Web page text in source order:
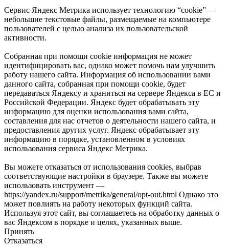
Сервис Яндекс Метрика использует технологию “cookie” —
небольшие текстовые файлы, размещаемые на компьютере
пользователей с целью анализа их пользовательской
активности.
Собранная при помощи cookie информация не может
идентифицировать вас, однако может помочь нам улучшить
работу нашего сайта. Информация об использовании вами
данного сайта, собранная при помощи cookie, будет
передаваться Яндексу и храниться на сервере Яндекса в ЕС и
Российской Федерации. Яндекс будет обрабатывать эту
информацию для оценки использования вами сайта,
составления для нас отчетов о деятельности нашего сайта, и
предоставления других услуг. Яндекс обрабатывает эту
информацию в порядке, установленном в условиях
использования сервиса Яндекс Метрика.
Вы можете отказаться от использования cookies, выбрав
соответствующие настройки в браузере. Также вы можете
использовать инструмент —
https://yandex.ru/support/metrika/general/opt-out.html Однако это
может повлиять на работу некоторых функций сайта.
Используя этот сайт, вы соглашаетесь на обработку данных о
вас Яндексом в порядке и целях, указанных выше.
Принять
Отказаться